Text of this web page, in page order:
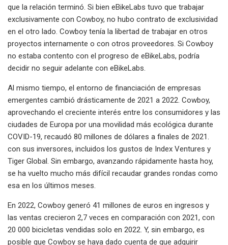
que la relación terminó. Si bien eBikeLabs tuvo que trabajar
exclusivamente con Cowboy, no hubo contrato de exclusividad
en el otro lado. Cowboy tenía la libertad de trabajar en otros
proyectos internamente o con otros proveedores. Si Cowboy
no estaba contento con el progreso de eBikeLabs, podría
decidir no seguir adelante con eBikeLabs.
Al mismo tiempo, el entorno de financiación de empresas
emergentes cambió drásticamente de 2021 a 2022. Cowboy,
aprovechando el creciente interés entre los consumidores y las
ciudades de Europa por una movilidad más ecológica durante
COVID-19, recaudó 80 millones de dólares a finales de 2021.
con sus inversores, incluidos los gustos de Index Ventures y
Tiger Global. Sin embargo, avanzando rápidamente hasta hoy,
se ha vuelto mucho más difícil recaudar grandes rondas como
esa en los últimos meses.
En 2022, Cowboy generó 41 millones de euros en ingresos y
las ventas crecieron 2,7 veces en comparación con 2021, con
20 000 bicicletas vendidas solo en 2022. Y, sin embargo, es
posible que Cowboy se haya dado cuenta de que adquirir